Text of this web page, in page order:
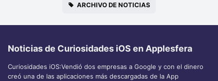
ARCHIVO DE NOTICIAS
Noticias de Curiosidades iOS en Applesfera
Curiosidades iOS:Vendió dos empresas a Google y con el dinero
creó una de las aplicaciones más descargadas de la App